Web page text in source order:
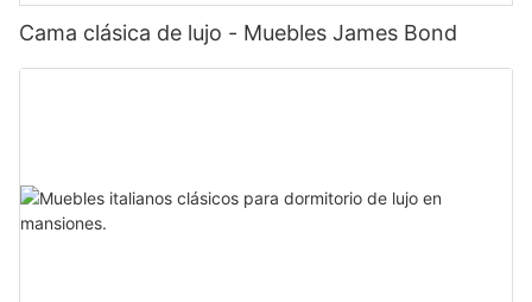
Cama clásica de lujo - Muebles James Bond